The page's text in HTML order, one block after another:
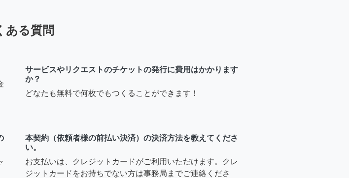
ある質問
サービスやリクエストのチケットの発行に費用はかかります
か？
どなたも無料で何枚でもつくることができます！
本契約（依頼者様の前払い決済）の決済方法を教えてくださ
い。
お支払いは、クレジットカードがご利用いただけます。クレ
ジットカードをお持ちでない方は事務局までご連絡くださ